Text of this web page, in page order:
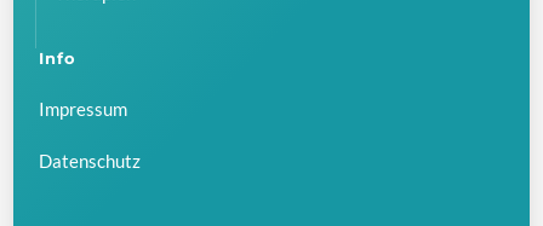
Info
Impressum
Datenschutz